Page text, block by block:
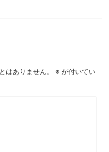
はありません。 ※ が付いてい